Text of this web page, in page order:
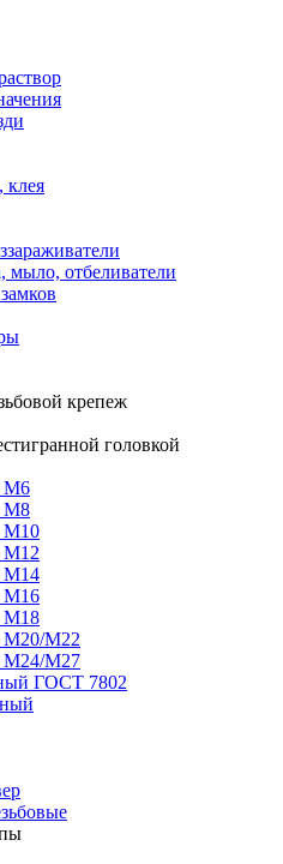
клея
отбеливатели
крепеж
головкой
М6
М8
М10
М12
М14
М16
М18
М20/M22
М24/М27
ГОСТ 7802